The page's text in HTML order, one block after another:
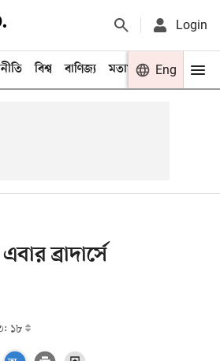
Login
বিশ্ব বাণিজ্য মতামত খেলা
Eng
ব্রাদার্সে
১৮